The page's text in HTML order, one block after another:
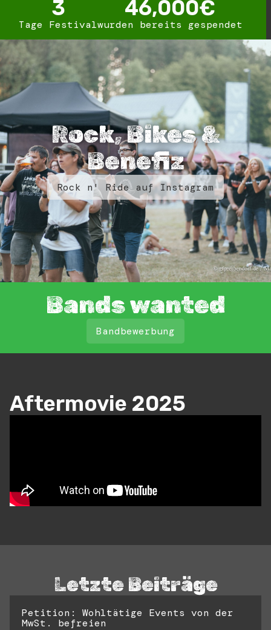
Tage Festival
3
wurden bereits gespendet
46,000€
Rock, Bikes &
Benefiz
Rock n' Ride auf Instagram
Bands wanted
Bandbewerbung
Aftermovie 2025
Letzte Beiträge
Petition: Wohltätige Events von der
MwSt. befreien